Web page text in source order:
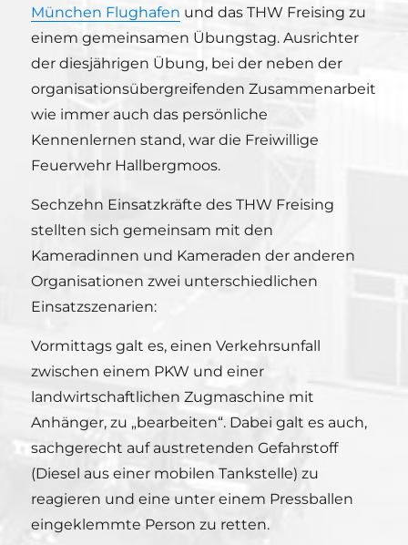
München Flughafen und das THW Freising zu
einem gemeinsamen Übungstag. Ausrichter
der diesjährigen Übung, bei der neben der
organisationsübergreifenden Zusammenarbeit
wie immer auch das persönliche
Kennenlernen stand, war die Freiwillige
Feuerwehr Hallbergmoos.
Sechzehn Einsatzkräfte des THW Freising
stellten sich gemeinsam mit den
Kameradinnen und Kameraden der anderen
Organisationen zwei unterschiedlichen
Einsatzszenarien:
Vormittags galt es, einen Verkehrsunfall
zwischen einem PKW und einer
landwirtschaftlichen Zugmaschine mit
Anhänger, zu „bearbeiten“. Dabei galt es auch,
sachgerecht auf austretenden Gefahrstoff
(Diesel aus einer mobilen Tankstelle) zu
reagieren und eine unter einem Pressballen
eingeklemmte Person zu retten.